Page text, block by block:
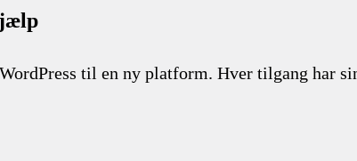
til en ny platform. Hver tilgang har